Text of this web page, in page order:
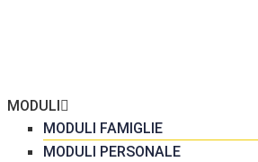
MODULI
MODULI FAMIGLIE
MODULI PERSONALE